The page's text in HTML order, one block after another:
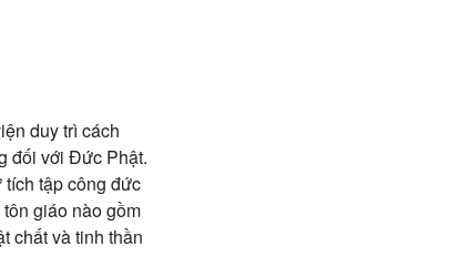
duy trì cách
đối với Đức Phật.
tập công đức
giáo nào gồm
chất và tinh thần